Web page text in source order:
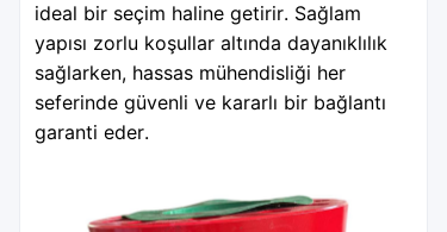
ideal bir seçim haline getirir. Sağlam
yapısı zorlu koşullar altında dayanıklılık
sağlarken, hassas mühendisliği her
seferinde güvenli ve kararlı bir bağlantı
garanti eder.